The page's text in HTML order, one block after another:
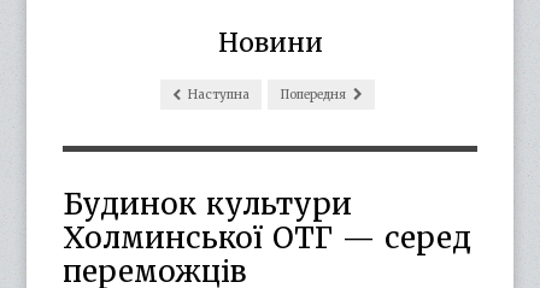
Новини
Наступна Попередня
Будинок культури
Холминської ОТГ — серед
переможців